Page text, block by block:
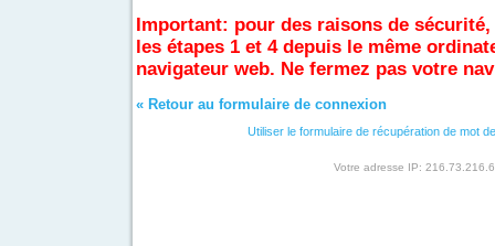
Important: pour des raisons de
les étapes 1 et 4 depuis le même
navigateur web. Ne fermez pas votre
« Retour au formulaire de connexion
Utiliser le formulaire de récupération de mot
Votre adresse IP: